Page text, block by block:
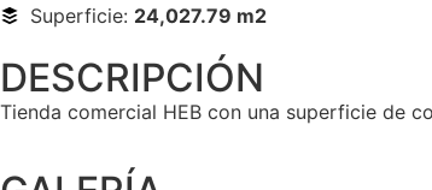
Superficie: 24,027.79 m2
DESCRIPCIÓN
Tienda comercial HEB con una superficie de